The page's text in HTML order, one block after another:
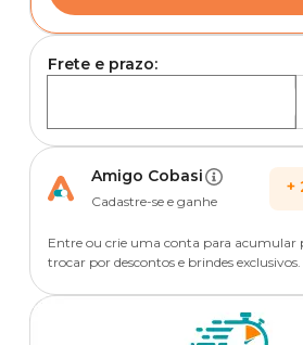
Frete e prazo:
Amigo Cobasi
Cadastre-se e ganhe
+
Entre ou crie uma conta para acumular
trocar por descontos e brindes exclusivos.